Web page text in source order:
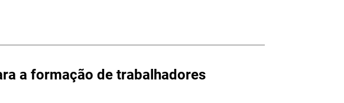
a formação de trabalhadores